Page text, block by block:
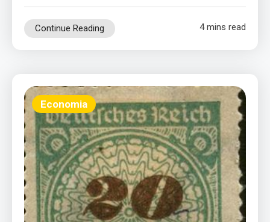
Continue Reading 4 mins read
Economia